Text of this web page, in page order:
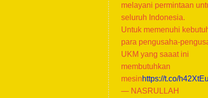
melayani permintaan
seluruh Indonesia.
Untuk memenuhi
para pengusaha-
UKM yang saaat ini
membutuhkan
mesinhttps://t.co/
— NASRULLAH